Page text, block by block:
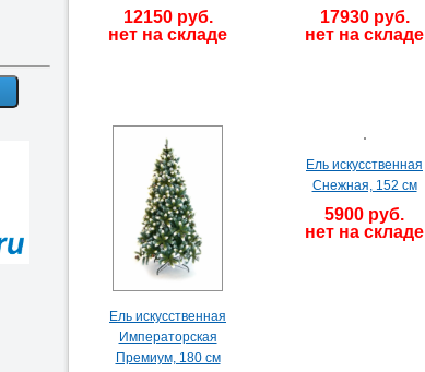
12150 руб.
нет на складе
17930 руб.
нет на складе
Ель искусственная
Императорская
Премиум, 180 см
Ель искусственная
Снежная, 152 см
5900 руб.
нет на складе